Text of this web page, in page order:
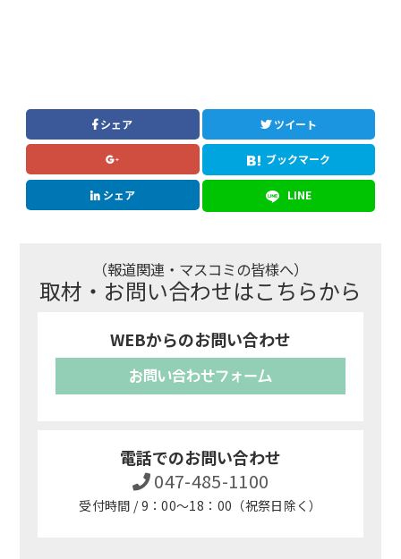
シェア ツイート
ブックマーク
シェア LINE
（報道関連・マスコミの皆様へ）
取材・お問い合わせはこちらから
WEBからのお問い合わせ
お問い合わせフォーム
電話でのお問い合わせ
047-485-1100
受付時間 / 9：00～18：00（祝祭日除く）